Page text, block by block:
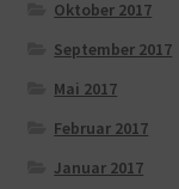
Oktober 2017
September 2017
Mai 2017
Februar 2017
Januar 2017